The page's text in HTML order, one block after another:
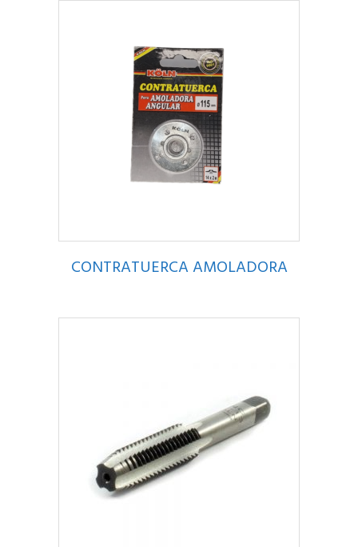
CONTRATUERCA AMOLADORA